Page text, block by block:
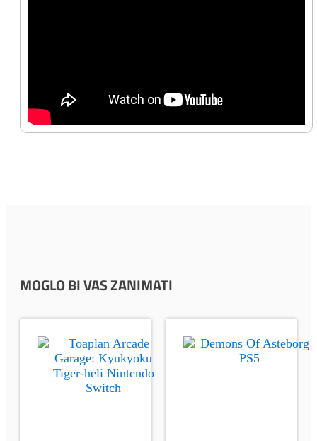
MOGLO BI VAS ZANIMATI